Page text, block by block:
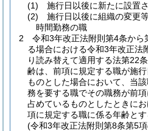
(1)
施行日以後に新たに設置
(2)
施行日以後に組織の変更
時間勤務の職
2
令和3年改正法附則第4条か
る場合における令和3年改正法
り読み替えて適用する法第22
齢は、前項に規定する職が施
ものとした場合において、当
務を要する職でその職務が前
占めているものとしたときに
項に規定する職に係る年齢とす
(令和3年改正法附則第8条第5